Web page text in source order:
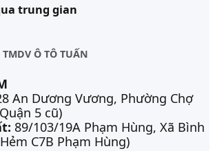
trung gian
TMDV Ô TÔ TUẤN
An Dương Vương, Phường Chợ
5 cũ)
89/103/19A Phạm Hùng, Xã Bình
C7B Phạm Hùng)